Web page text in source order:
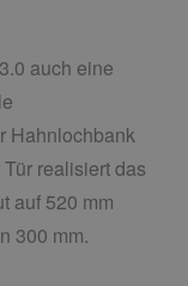
auch eine
Hahnlochbank
realisiert das
auf 520 mm
300 mm.